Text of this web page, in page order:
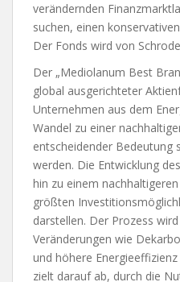
verändernden
suchen, einen
Der Fonds wird von
Der „Mediolanum Best
global ausgerichteter
Unternehmen aus dem
Wandel zu einer
entscheidender Bedeutung
werden. Die Entwicklung
hin zu einem
größten
darstellen. Der Prozess
Veränderungen wie
und höhere
zielt darauf ab, durch die